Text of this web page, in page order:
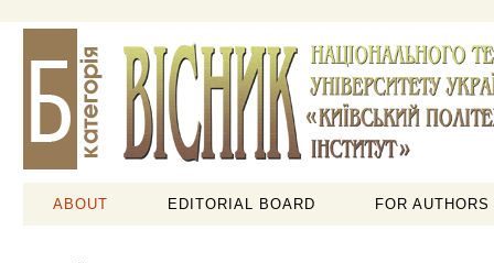
ABOUT EDITORIAL BOARD FOR AUTHORS